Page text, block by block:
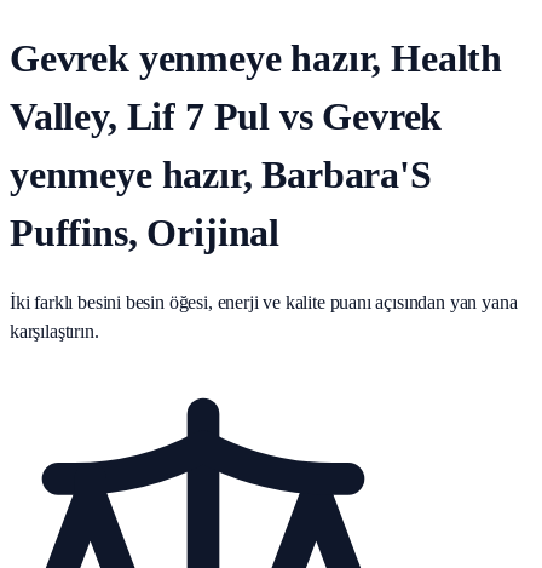
Gevrek yenmeye hazır, Health
Valley, Lif 7 Pul vs Gevrek
yenmeye hazır, Barbara'S
Puffins, Orijinal
İki farklı besini besin öğesi, enerji ve kalite puanı açısından yan yana
karşılaştırın.